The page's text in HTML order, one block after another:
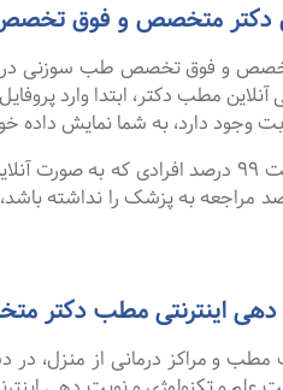
دکتر متخصص و فوق
و فوق تخصص طب سوزنی در
آنلاین مطب دکتر، ابتدا وارد
وجود دارد، به شما نمایش داده
به جرات می‌ توان گفت ۹۹ درصد
مراجعه به پزشک را نداشته
دهی اینترنتی مطب
و مراکز درمانی از منزل،